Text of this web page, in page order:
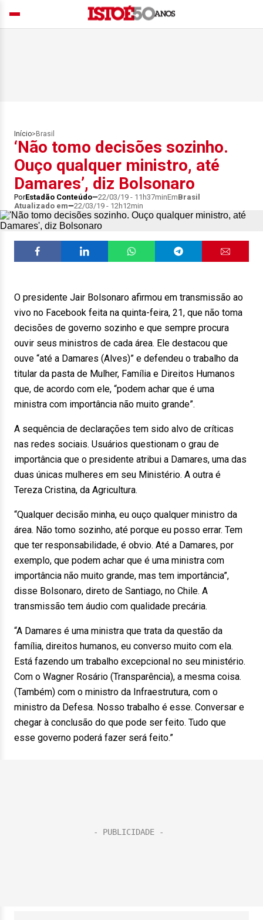
Início> Brasil
‘Não tomo decisões sozinho.
Ouço qualquer ministro, até
Damares’, diz Bolsonaro
PorEstadão Conteúdo 22/03/19 - 11h37minEmBrasil
Atualizado em
22/03/19 - 12h12min
O presidente Jair Bolsonaro afirmou em transmissão ao
vivo no Facebook feita na quinta-feira, 21, que não toma
decisões de governo sozinho e que sempre procura
ouvir seus ministros de cada área. Ele destacou que
ouve “até a Damares (Alves)” e defendeu o trabalho da
titular da pasta de Mulher, Família e Direitos Humanos
que, de acordo com ele, “podem achar que é uma
ministra com importância não muito grande”.
A sequência de declarações tem sido alvo de críticas
nas redes sociais. Usuários questionam o grau de
importância que o presidente atribui a Damares, uma das
duas únicas mulheres em seu Ministério. A outra é
Tereza Cristina, da Agricultura.
“Qualquer decisão minha, eu ouço qualquer ministro da
área. Não tomo sozinho, até porque eu posso errar. Tem
que ter responsabilidade, é obvio. Até a Damares, por
exemplo, que podem achar que é uma ministra com
importância não muito grande, mas tem importância”,
disse Bolsonaro, direto de Santiago, no Chile. A
transmissão tem áudio com qualidade precária.
“A Damares é uma ministra que trata da questão da
família, direitos humanos, eu converso muito com ela.
Está fazendo um trabalho excepcional no seu ministério.
Com o Wagner Rosário (Transparência), a mesma coisa.
(Também) com o ministro da Infraestrutura, com o
ministro da Defesa. Nosso trabalho é esse. Conversar e
chegar à conclusão do que pode ser feito. Tudo que
esse governo poderá fazer será feito.”